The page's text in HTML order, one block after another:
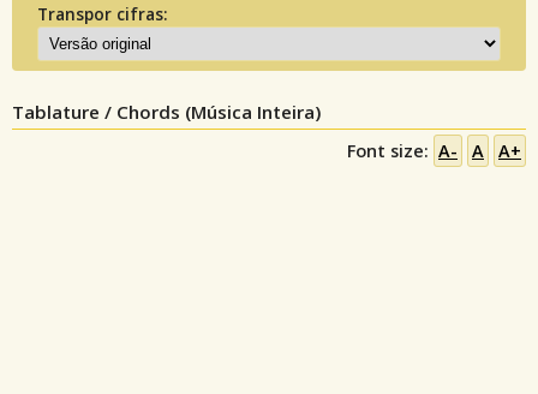
Transpor cifras:
Tablature / Chords (Música Inteira)
Font size: A- A A+